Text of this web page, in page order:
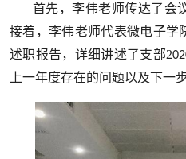
首先，李伟老师传达了会
接着 ， 李伟老师代表微电子学
述职报告， 详细讲述了支部2
上一年度存在的问题以及下一